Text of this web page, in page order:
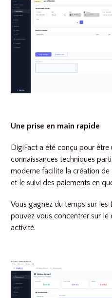
Une prise en main rapide
DigiFact a été conçu pour être
connaissances techniques
moderne facilite la création de
et le suivi des paiements en
Vous gagnez du temps sur les
pouvez vous concentrer sur
activité.